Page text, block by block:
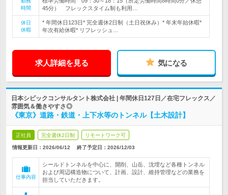
時間
45分） フレックスタイム制も利用…
休日
休暇
* 年間休日123日* 完全週休2日制（土日祝休み）* 年末年始休暇*
年次有給休暇* リフレッシュ…
求人詳細を見る 気になる
日本シビックコンサルタント株式会社 | 年間休日127日／在宅フレックス／
雰囲気＆働きやすさ◎
《東京》道路・鉄道・上下水等のトンネル【土木設計】
正社員 完全週休2日制 リモートワーク可
情報更新日：2026/06/12 終了予定日： 2026/12/03
仕事内容
シールドトンネルを中心に、開削、山岳、沈埋など各種トンネル
および周辺構造物について、計画、設計、維持管理などの業務を
担当していただきます。